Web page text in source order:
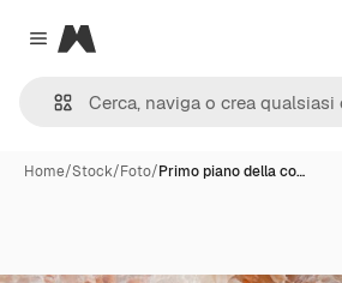
Close menu
Magnific
Home/Stock/Foto/Primo piano della co…